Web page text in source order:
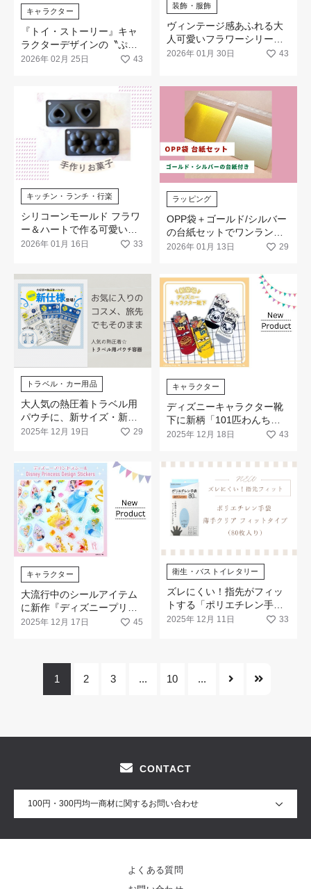
キャラクター
『トイ・ストーリー』キャ
ラクターデザインの〝ぷっ
くりアクリルキーホルダ
2026年 02月 25日 43
装飾・服飾
ヴィンテージ感あふれる大
人可愛いフラワーシリーズ
が登場！
2026年 01月 30日 43
キッチン・ランチ・行楽
シリコーンモールド フラワ
ー＆ハートで作る可愛い焼
き菓子☆バレンタインに☆
2026年 01月 16日 33
ラッピング
OPP袋＋ゴールド/シルバー
の台紙セットでワンランク
上のラッピング
2026年 01月 13日 29
トラベル・カー用品
大人気の熱圧着トラベル用
パウチに、新サイズ・新素
材が登場☆
2025年 12月 19日 29
キャラクター
ディズニーキャラクター靴
下に新柄「101匹わんちゃ
ん」「カーズ」が登場
2025年 12月 18日 43
キャラクター
大流行中のシールアイテム
に新作『ディズニープリン
セス』が登場！
2025年 12月 17日 45
衛生・バストイレタリー
ズレにくい！指先がフィッ
トする「ポリエチレン手袋
薄手クリアフィットタイプ
2025年 12月 11日 33
1 2 3 ... 10 ...
CONTACT
100円・300円均一商材に関するお問い合わせ
よくある質問